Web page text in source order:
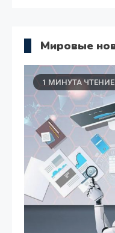
Мировые
1 МИНУТА ЧТЕНИЕ